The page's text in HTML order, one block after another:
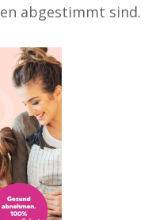
abgestimmt sind.